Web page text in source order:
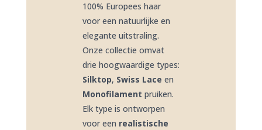
100% Europees haar
voor een natuurlijke en
elegante uitstraling.
Onze collectie omvat
drie hoogwaardige types:
Silktop, Swiss Lace en
Monofilament pruiken.
Elk type is ontworpen
voor een realistische